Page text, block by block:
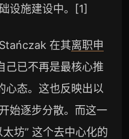
设施建设中。[1]
在其离职申
己已不再是最核心推
心态。这也反映出以
始逐步分散。而这一
坊” 这个去中心化的